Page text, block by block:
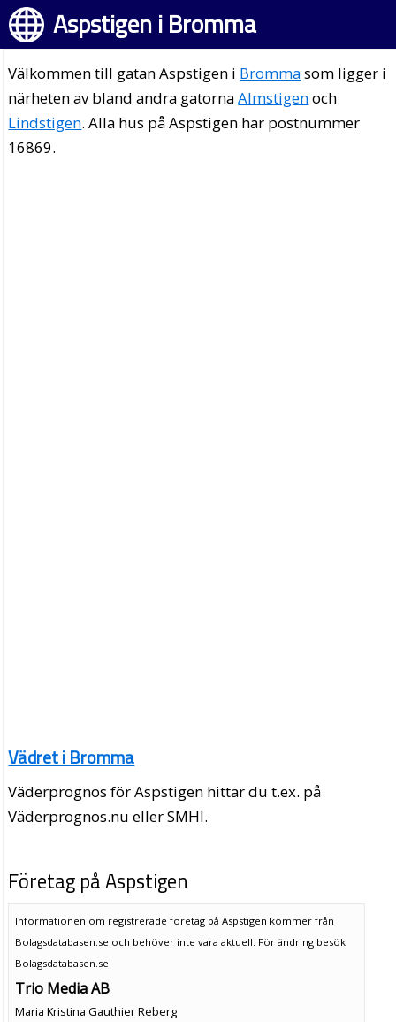
Aspstigen i Bromma
Välkommen till gatan Aspstigen i Brommasom ligger i
närheten av bland andra gatornaAlmstigenoch
Lindstigen. Alla hus på Aspstigen har postnummer
16869.
Vädret i Bromma
Väderprognos för Aspstigen hittar du t.ex. på
Väderprognos.nu eller SMHI.
Företag på Aspstigen
Informationen om registrerade företag på Aspstigen kommer från
Bolagsdatabasen.se och behöver inte vara aktuell. För ändring besök
Bolagsdatabasen.se
Trio Media AB
Maria Kristina Gauthier Reberg